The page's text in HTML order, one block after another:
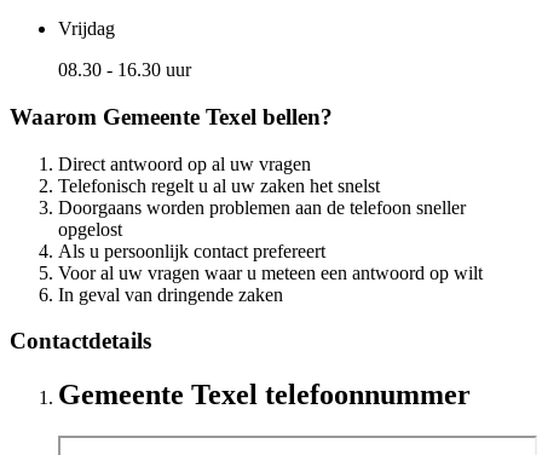
Vrijdag
08.30 - 16.30 uur
Waarom Gemeente Texel bellen?
Direct antwoord op al uw vragen
Telefonisch regelt u al uw zaken het snelst
Doorgaans worden problemen aan de telefoon sneller
opgelost
Als u persoonlijk contact prefereert
Voor al uw vragen waar u meteen een antwoord op wilt
In geval van dringende zaken
Contactdetails
Gemeente Texel telefoonnummer